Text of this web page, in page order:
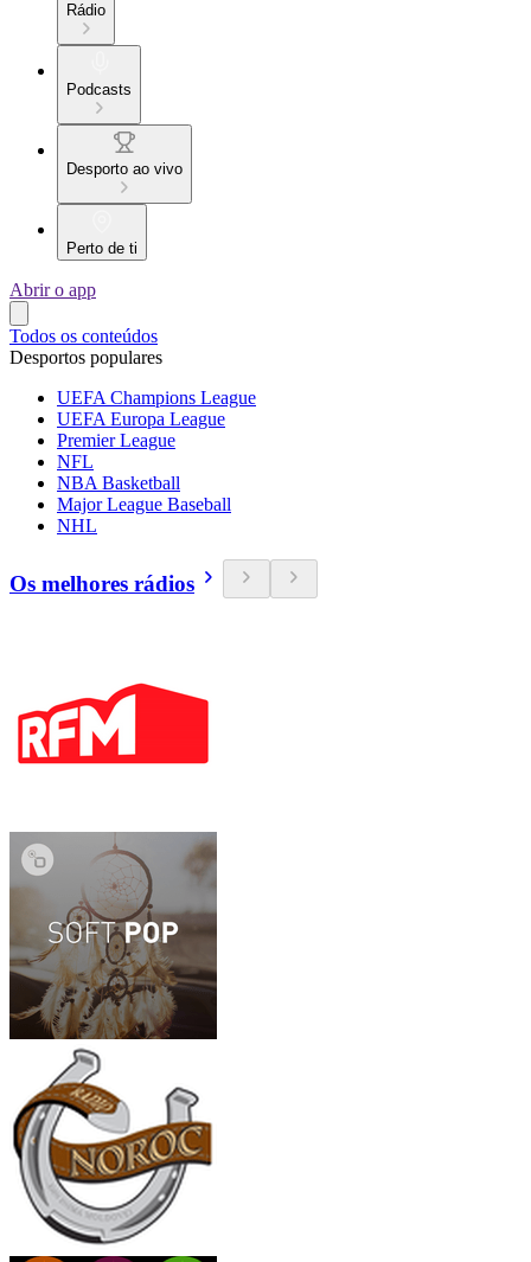
Rádio
Podcasts
Desporto ao vivo
Perto de ti
Abrir o app
Todos os conteúdos
Desportos populares
UEFA Champions League
UEFA Europa League
Premier League
NFL
NBA Basketball
Major League Baseball
NHL
Os melhores rádios